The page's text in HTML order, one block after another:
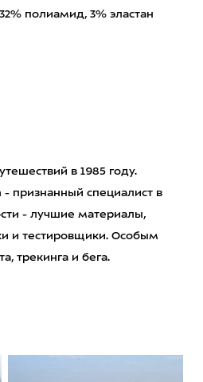
полиамид, 3% эластан
в 1985 году.
признанный специалист в
- лучшие материалы,
и тестировщики. Особым
трекинга и бега.